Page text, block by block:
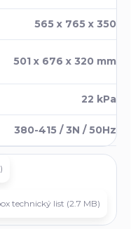
565 x 765 x 350
501 x 676 x 320 mm
22 kPa
380-415 / 3N / 50Hz
technický list (2.7 MB)